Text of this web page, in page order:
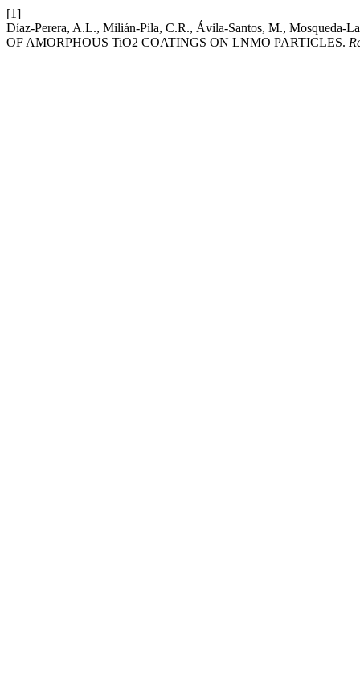
[1]
Díaz-Perera, A.L., Milián-Pila, C.R., Ávila-Santos, M.,
OF AMORPHOUS TiO2 COATINGS ON LNMO PARTICLES.